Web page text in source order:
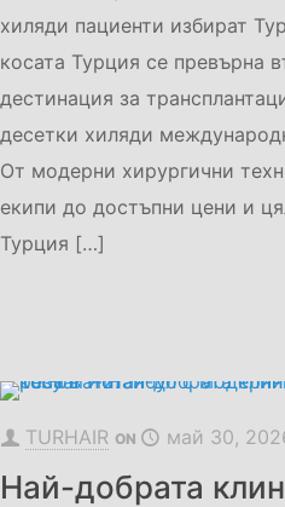
хиляди пациенти избират
косата Турция се превърна
дестинация за
десетки хиляди
От модерни хирургични
екипи до достъпни цени и
Турция […]
TURHAIR ON май 30,
Най-добрата